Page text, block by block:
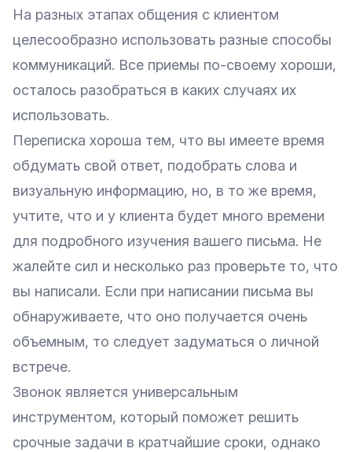
На разных этапах общения с клиентом
целесообразно использовать разные способы
коммуникаций. Все приемы по-своему хороши,
осталось разобраться в каких случаях их
использовать.
Переписка хороша тем, что вы имеете время
обдумать свой ответ, подобрать слова и
визуальную информацию, но, в то же время,
учтите, что и у клиента будет много времени
для подробного изучения вашего письма. Не
жалейте сил и несколько раз проверьте то, что
вы написали. Если при написании письма вы
обнаруживаете, что оно получается очень
объемным, то следует задуматься о личной
встрече.
Звонок является универсальным
инструментом, который поможет решить
срочные задачи в кратчайшие сроки, однако